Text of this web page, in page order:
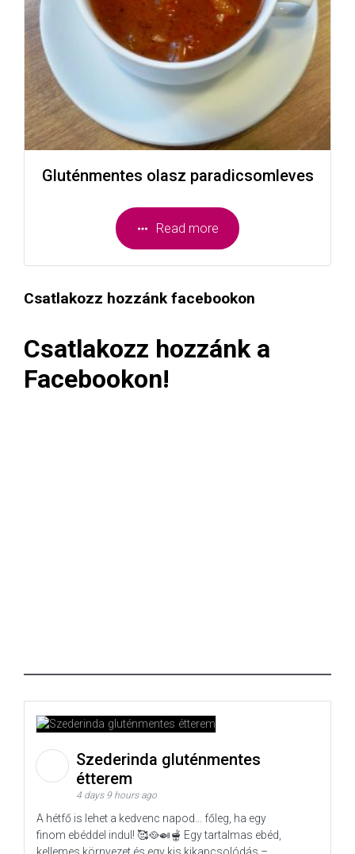
Gluténmentes olasz paradicsomleves
Read more
Csatlakozz hozzánk facebookon
Csatlakozz hozzánk a
Facebookon!
Szederinda gluténmentes
étterem
4 days 9 hours ago
A hétfő is lehet a kedvenc napod… főleg, ha egy
finom ebéddel indul! 🥰🥘🍛🫕 Egy tartalmas ebéd,